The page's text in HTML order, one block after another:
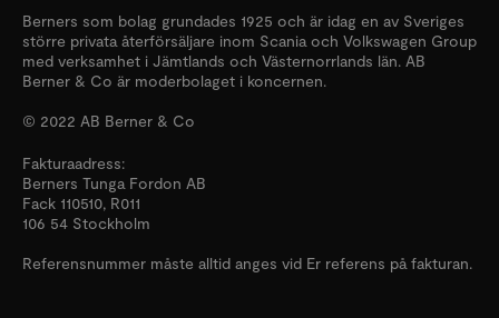
Berners som bolag grundades 1925 och är idag en av Sveriges
större privata återförsäljare inom Scania och Volkswagen Group
med verksamhet i Jämtlands och Västernorrlands län. AB
Berner & Co är moderbolaget i koncernen.
© 2022 AB Berner & Co
Fakturaadress:
Berners Tunga Fordon AB
Fack 110510, R011
106 54 Stockholm
Referensnummer måste alltid anges vid Er referens på fakturan.